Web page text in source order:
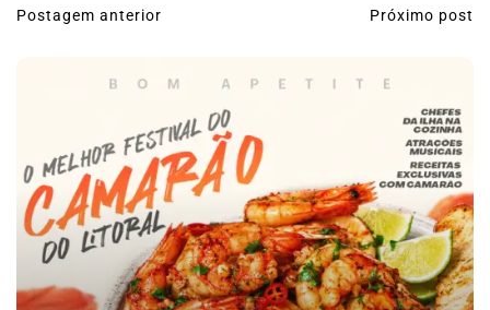
N
g
a
ç
o
Postagem anterior Próximo post